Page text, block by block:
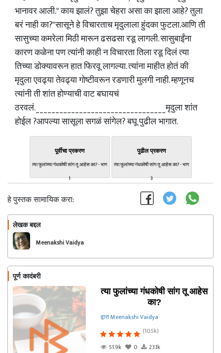
भानावर आली." काय झालं? तुझा चेहरा असा का झाला आहे? तुला
बरं नाही का?"सासूने हे विचारताच मृदुलाला हुंदका फुटला.आणि ती
सासुच्या कमरेला मिठी मारून ढसढसा रडू लागली. सासुबाईंना
कारण कळेना पण त्यांनी काही न विचारता तिला रडू दिलं त्या
तिच्या डोक्यावरून हात फिरवू लागल्या. त्यांना माहीत होतं की
मृदुला एवढ्या तेवढ्या गोष्टीवरून रडणारी मुलगी नाही. म्हणूनच
त्यांनी ती शांत होण्याची वाट बघायचं
ठरवलं._________________________________मृदुला शांत
होईल ?आपल्या सासूला सगळं सांगेल? बघू पुढील भागात.
पूर्वीचा प्रकरण
त्या फुलांच्या गंधकोषी सांग तू आहेस का? - भाग
1
पुढील प्रकरण
त्या फुलांच्या गंधकोषी सांग तू आहेस का? - भाग
3
हे पुस्तक सामायिक करा:
लेखक बद्दल
Meenakshi Vaidya
पूर्ण कादंबरी
त्या फुलांच्या गंधकोषी सांग तू आहेस
का?
द्वारा Meenakshi Vaidya
(10.5k)
51.9k
0 23.1k